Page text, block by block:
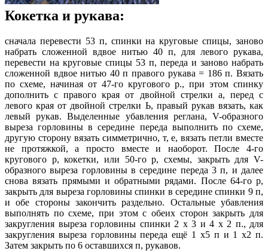
Кокетка и рукава:
сначала перевести 53 п, спинки на круговые спицы, заново
набрать сложенной вдвое нитью 40 п, для левого рукава,
перевести на круговые спицы 53 п, переда и заново набрать
сложенной вдвое нитью 40 п правого рукава = 186 п. Вязать
по схеме, начиная от 47-го кругового р., при этом спинку
дополнить с правого края от двойной стрелки а, перед с
левого края от двойной стрелки Ь, правый рукав вязать, как
левый рукав. Выделенные убавления реглана, V-образного
выреза горловины в середине переда выполнить по схеме,
другую сторону вязать симметрично, т, е, вязать петли вместе
не протяжкой, а просто вместе и наоборот. После 4-го
кругового р, кокетки, или 50-го р, схемы, закрыть для V-
образного выреза горловины в середине переда 3 п, и далее
снова вязать прямыми и обратными рядами. После 64-го р,
закрыть для выреза горловины спинки в середине спинки 9 п,
и обе стороны закончить раздельно. Остальные убавления
выполнять по схеме, при этом с обеих сторон закрыть для
закругления выреза горловины спинки 2 x 3 и 4 x 2 п., для
закругления выреза горловины переда ещё 1 x5 п и 1 х2 п.
Затем закрыть по 6 оставшихся п, рукавов.